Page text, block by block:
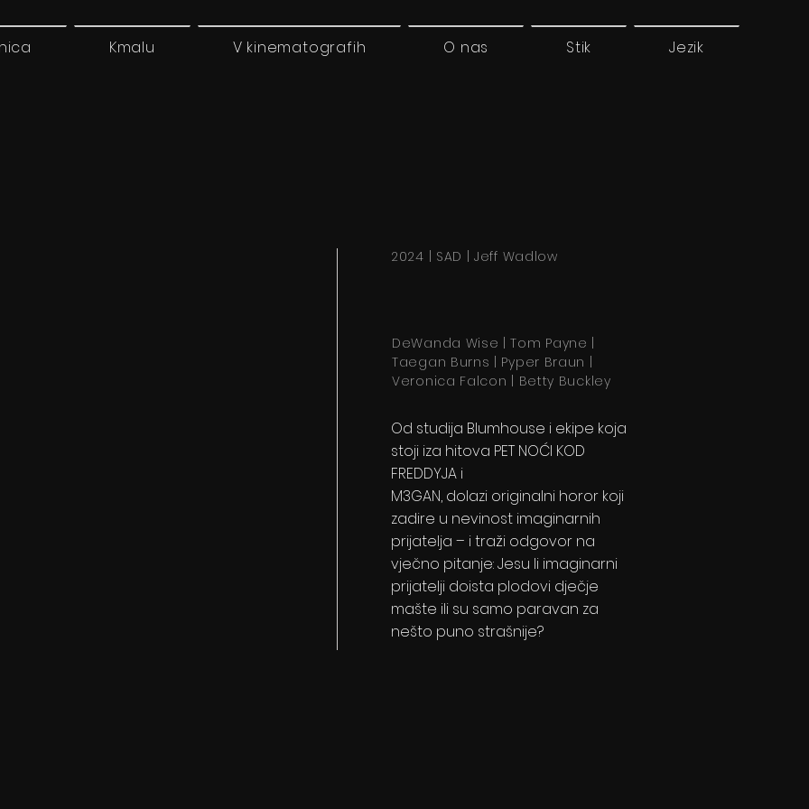
Kmalu V kinematografih O nas Stik Jezik
2024 | SAD | Jeff Wadlow
DeWanda Wise | Tom Payne |
Taegan Burns | Pyper Braun |
Veronica Falcon | Betty Buckley
Od studija Blumhouse i ekipe koja
stoji iza hitova PET NOĆI KOD
FREDDYJA i
M3GAN, dolazi originalni horor koji
zadire u nevinost imaginarnih
prijatelja – i traži odgovor na
vječno pitanje: Jesu li imaginarni
prijatelji doista plodovi dječje
mašte ili su samo paravan za
nešto puno strašnije?